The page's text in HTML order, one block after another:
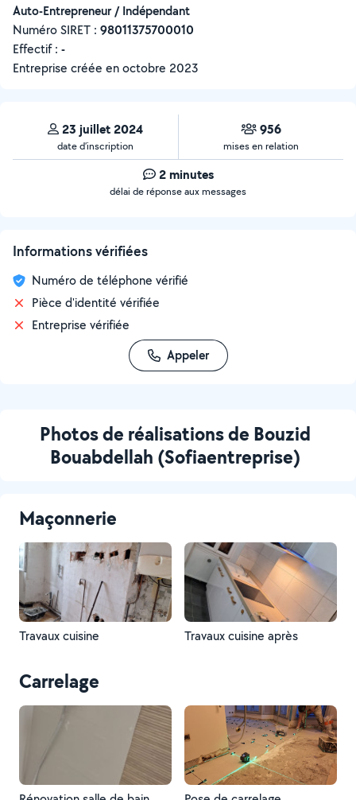
Auto-Entrepreneur / Indépendant
Numéro SIRET : ‍98011375700010
Effectif : -
Entreprise créée enoctobre 2023
23 juillet 2024
date d’inscription
956
mises en relation
2 minutes
délai de réponse aux messages
Informations vérifiées
Numéro de téléphone vérifié
Pièce d'identité vérifiée
Entreprise vérifiée
Appeler
Photos de réalisations de Bouzid
Bouabdellah (Sofiaentreprise)
Maçonnerie
Travaux cuisine Travaux cuisine après
Carrelage